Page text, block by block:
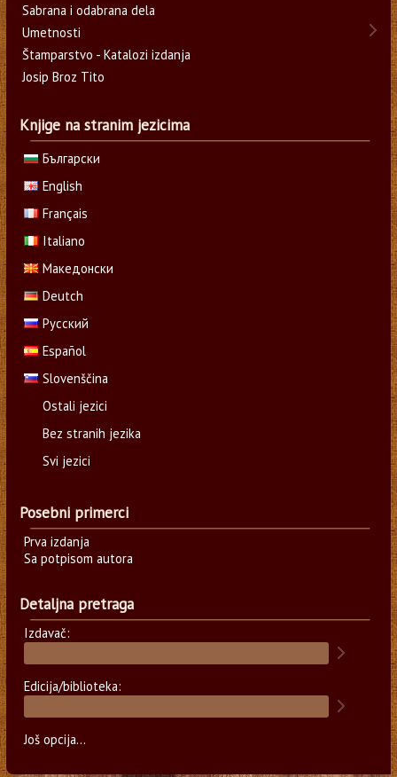
Sabrana i odabrana dela
Umetnosti
Štamparstvo - Katalozi izdanja
Josip Broz Tito
Knjige na stranim jezicima
Български
English
Français
Italiano
Македонски
Deutch
Русский
Español
Slovenščina
Ostali jezici
Bez stranih jezika
Svi jezici
Posebni primerci
Prva izdanja
Sa potpisom autora
Detaljna pretraga
Izdavač:
Edicija/biblioteka:
Još opcija...